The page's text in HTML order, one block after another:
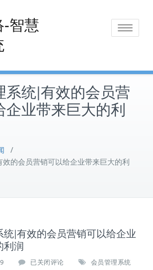
-智慧
Toggle
系统|有效的会员营
企业带来巨大的利
/
的会员营销可以给企业带来巨大的利
统|有效的会员营销可以给企业
利润
会
已关闭评论 会员管理系统